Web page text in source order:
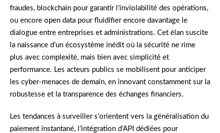
fraudes, blockchain pour garantir l’inviolabilité des opérations,
ou encore open data pour fluidifier encore davantage le
dialogue entre entreprises et administrations. Cet élan suscite
la naissance d’un écosystème inédit où la sécurité ne rime
plus avec complexité, mais bien avec simplicité et
performance. Les acteurs publics se mobilisent pour anticiper
les cyber-menaces de demain, en innovant constamment sur la
robustesse et la transparence des échanges financiers.
Les tendances à surveiller s’orientent vers la généralisation du
paiement instantané, l’intégration d’API dédiées pour